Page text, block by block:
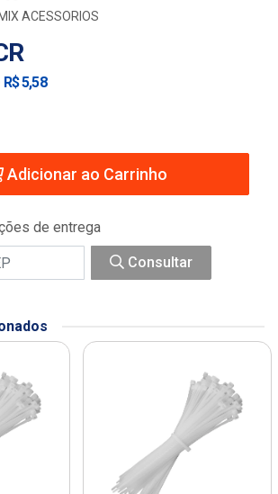
ACESSORIOS
5,58
Adicionar ao Carrinho
de entrega
Consultar